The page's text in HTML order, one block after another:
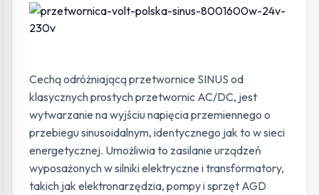
Cechą odróżniającą przetwornice SINUS od
klasycznych prostych przetwornic AC/DC, jest
wytwarzanie na wyjściu napięcia przemiennego o
przebiegu sinusoidalnym, identycznego jak to w sieci
energetycznej. Umożliwia to zasilanie urządzeń
wyposażonych w silniki elektryczne i transformatory,
takich jak elektronarzędzia, pompy i sprzęt AGD